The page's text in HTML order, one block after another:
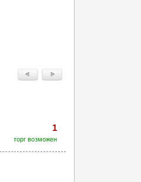
1
торг возможен